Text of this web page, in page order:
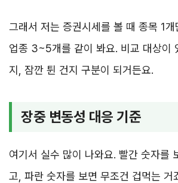
그래서 저는 증권시세를 볼 때 종목 1
업종 3~5개를 같이 봐요. 비교 대상이
지, 잠깐 튄 건지 구분이 되거든요.
장중 변동성 대응 기준
여기서 실수 많이 나와요. 빨간 숫자를
고, 파란 숫자를 보면 무조건 겁먹는 거